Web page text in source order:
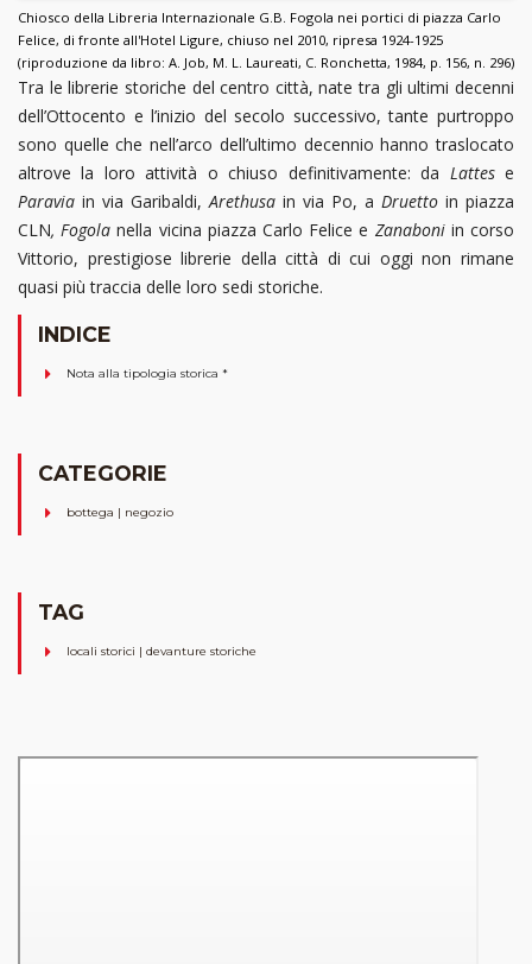
Chiosco della Libreria Internazionale G.B. Fogola nei portici di piazza Carlo
Felice, di fronte all'Hotel Ligure, chiuso nel 2010, ripresa 1924-1925
(riproduzione da libro: A. Job, M. L. Laureati, C. Ronchetta, 1984, p. 156, n. 296)
Tra le librerie storiche del centro città, nate tra gli ultimi decenni
dell’Ottocento e l’inizio del secolo successivo, tante purtroppo
sono quelle che nell’arco dell’ultimo decennio hanno traslocato
altrove la loro attività o chiuso definitivamente: da Lattese
Paravia in via Garibaldi, Arethusa in via Po, a Druetto in piazza
CLN, Fogola nella vicina piazza Carlo Felice e Zanaboniin corso
Vittorio, prestigiose librerie della città di cui oggi non rimane
quasi più traccia delle loro sedi storiche.
INDICE
Nota alla tipologia storica *
CATEGORIE
bottega | negozio
TAG
locali storici | devanture storiche